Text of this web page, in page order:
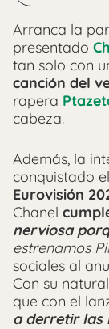
Arranca la
presentado
tan solo con
canción del
rapera
cabeza.
Además, la
conquistado
Eurovisión
Chanel
nerviosa
estrenamos
sociales al
Con su
que con el
a derretir las